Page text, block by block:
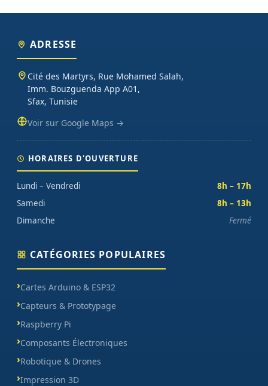
ADRESSE
Cité des Martyrs, Rue Mohamed Salah,
Imm. Bouzguenda App A01,
Sfax, Tunisie
Voir sur Google Maps →
HORAIRES D'OUVERTURE
Lundi – Vendredi
8h – 17h
Samedi
8h – 13h
Dimanche
Fermé
CATÉGORIES POPULAIRES
Cartes Arduino & ESP32
Capteurs & Prototypage
Raspberry Pi
Composants Électroniques
Robotique & Drones
Impression 3D